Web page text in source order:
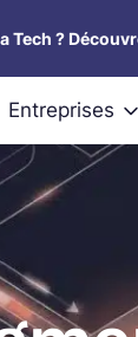
?
Entreprises